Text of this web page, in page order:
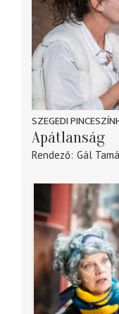
SZEGEDI
Apátlanság
Rendező Gál